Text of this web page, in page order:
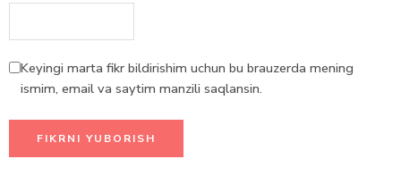
Keyingi marta fikr bildirishim uchun bu brauzerda mening
ismim, email va saytim manzili saqlansin.